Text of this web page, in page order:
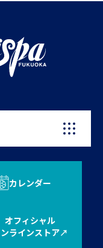
カレンダー
オフィシャル
ラインストア